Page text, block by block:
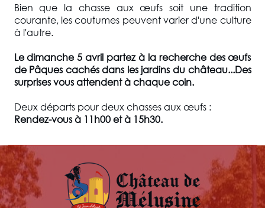
Bien que la chasse aux œufs soit une tradition
courante, les coutumes peuvent varier d'une culture
à l'autre.
Le dimanche 5 avril partez à la recherche des œufs
de Pâques cachés dans les jardins du château...Des
surprises vous attendent à chaque coin.
Deux départs pour deux chasses aux œufs :
Rendez-vous à 11h00 et à 15h30.